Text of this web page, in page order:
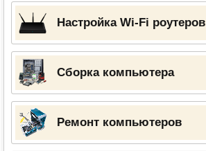
Настройка Wi-Fi роутеров
Сборка компьютера
Ремонт компьютеров